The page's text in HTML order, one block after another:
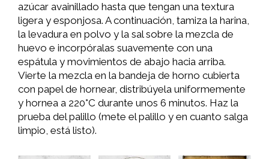
azúcar avainillado hasta que tengan una textura
ligera y esponjosa. A continuación, tamiza la harina,
la levadura en polvo y la sal sobre la mezcla de
huevo e incorpóralas suavemente con una
espátula y movimientos de abajo hacia arriba.
Vierte la mezcla en la bandeja de horno cubierta
con papel de hornear, distribúyela uniformemente
y hornea a 220°C durante unos 6 minutos. Haz la
prueba del palillo (mete el palillo y en cuanto salga
limpio, está listo).